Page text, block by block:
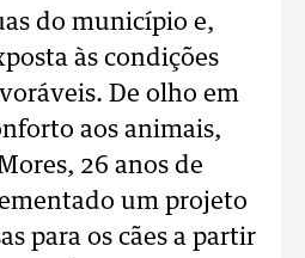
do município e,
às condições
De olho em
aos animais,
26 anos de
um projeto
para os cães a partir